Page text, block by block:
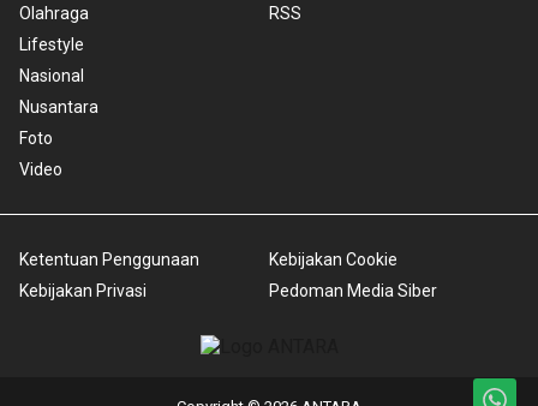
Olahraga
Lifestyle
Nasional
Nusantara
Foto
Video
RSS
Ketentuan Penggunaan
Kebijakan Privasi
Kebijakan Cookie
Pedoman Media Siber